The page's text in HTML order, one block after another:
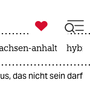

taz zahl ich
anhalt
das nicht sein darf